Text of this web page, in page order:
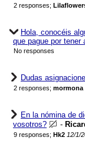
2 responses;
Hola, conocéis
que pague por tener
No responses
Dudas
2 responses; mormona
En la nómina de
vosotros?
-
9 responses; Hk2 12/1/